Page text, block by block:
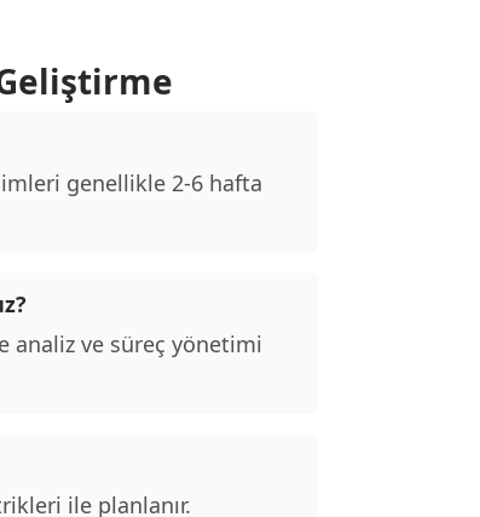
genellikle 2-6 hafta
analiz ve süreç yönetimi
ile planlanır.